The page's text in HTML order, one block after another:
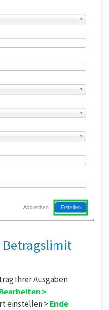
Betragslimit
Ihrer Ausgaben
Bearbeiten >
einstellen >Ende